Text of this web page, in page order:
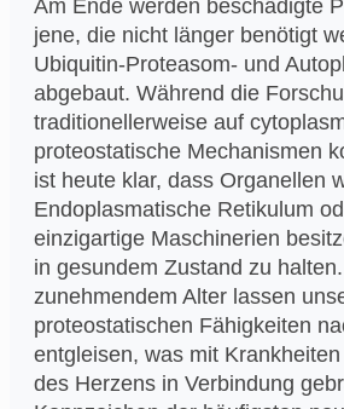
Am Ende werden beschädigte
jene, die nicht länger benötigt
Ubiquitin-Proteasom- und
abgebaut. Während die
traditionellerweise auf
proteostatische Mechanismen
ist heute klar, dass Organellen
Endoplasmatische Retikulum
einzigartige Maschinerien
in gesundem Zustand zu
zunehmendem Alter lassen
proteostatischen Fähigkeiten
entgleisen, was mit
des Herzens in Verbindung